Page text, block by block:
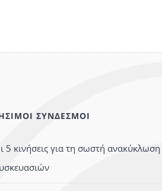
ΣΥΝΔΕΣΜΟΙ
5 κινήσεις για τη σωστή ανακύκλωση